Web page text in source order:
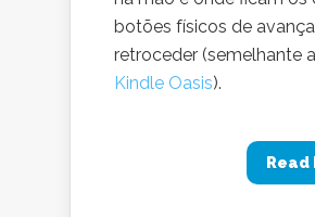
botões físicos de
retroceder (semelhante
Kindle Oasis).
Read